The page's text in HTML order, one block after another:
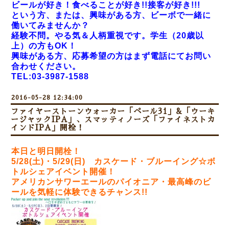
ビールが好き！食べることが好き!!接客が好き!!!
という方、または、興味がある方、ビーボで一緒に
働いてみませんか？
経験不問。やる気＆人柄重視です。学生（20歳以
上）の方もOK！
興味がある方、応募希望の方はまず電話にてお問い
合わせください。
TEL:03-3987-1588
2016-05-28 12:34:00
ファイヤーストーンウォーカー「ペール31」&「ウーキ
ージャックIPA」、スマッティノーズ「ファイネストカ
インドIPA」開栓！
本日と明日開栓！
5/28(土)・5/29(日)
カスケード・ブルーイング☆ボ
トルシェアイベント開催！
アメリカンサワーエールのパイオニア・最高峰のビ
ールを気軽に体験できるチャンス!!